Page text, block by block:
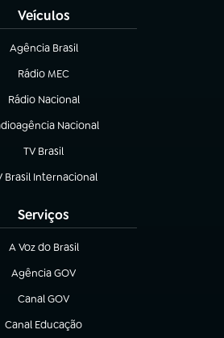
Veículos
Agência Brasil
(abre em nova aba)
Rádio MEC
(abre em nova aba)
Rádio Nacional
Nacional
em nova aba)
TV Brasil
(abre em nova aba)
Brasil Internacional
em nova aba)
Serviços
A Voz do Brasil
(abre em nova aba)
Agência GOV
(abre em nova aba)
Canal GOV
(abre em nova aba)
Canal Educação
(abre em nova aba)